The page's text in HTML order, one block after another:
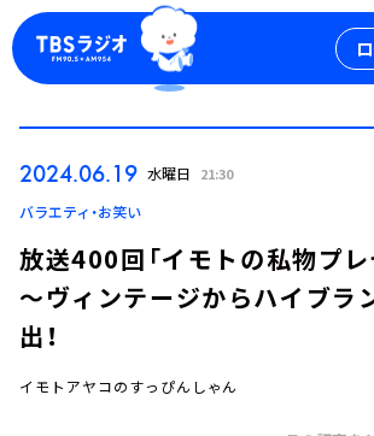
ログイン
2024.06.19 水曜日 21:30
バラエティ・お笑い
放送400回「イモトの私物プレ
～ヴィンテージからハイブラ
出！
イモトアヤコのすっぴんしゃん